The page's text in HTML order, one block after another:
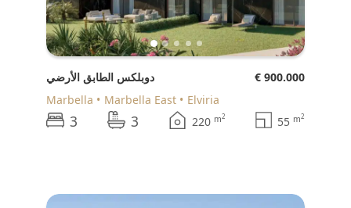
دوبلكس الطابق الأرضي
€ 900.000
Marbella
Marbella East Elviria
3 3 220 m2 55 m2